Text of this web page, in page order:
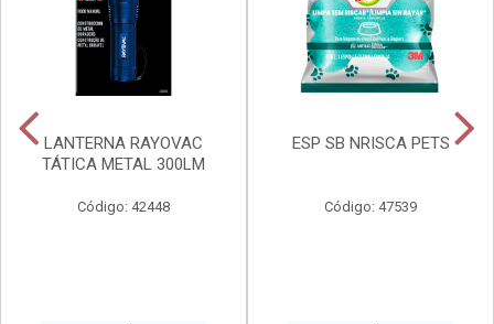
LANTERNA RAYOVAC
TÁTICA METAL 300LM
Código: 42448
ESP SB NRISCA PETS
Código: 47539